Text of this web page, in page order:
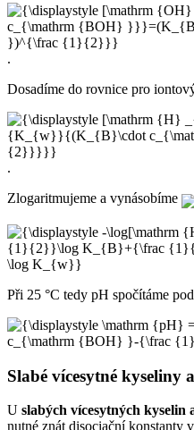
.
Dosadíme do rovnice pro
.
Zlogaritmujeme a vynásobíme
Při 25 °C tedy pH spočítáme
Slabé vícesytné kyseliny
U slabých vícesytných kyselin
nutné znát disociační konstanty